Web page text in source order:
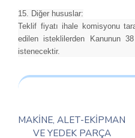
15. Diğer hususlar:
Teklif fiyatı ihale komisyonu
edilen isteklilerden Kanunun
istenecektir.
MAKİNE, ALET-EKİPMAN
VE YEDEK PARÇA